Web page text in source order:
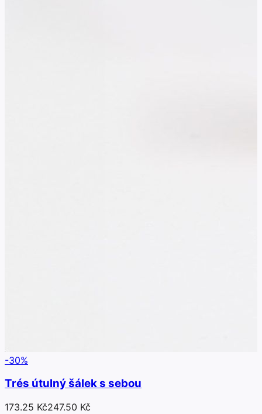
-30%
Trés útulný šálek s sebou
173.25 Kč247.50 Kč